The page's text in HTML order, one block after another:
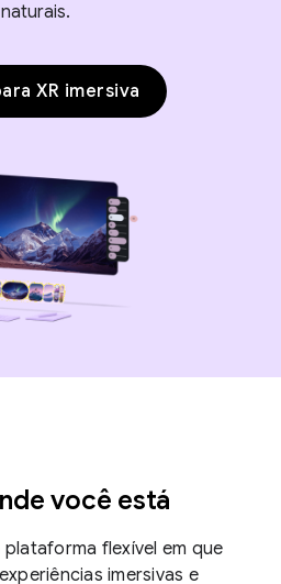
naturais.
XR imersiva
você está
plataforma flexível em que
imersivas e